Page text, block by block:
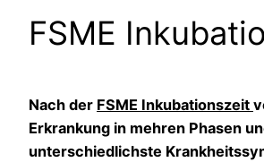
FSME
Nach der FSME Inkubationszeit
Erkrankung in mehren Phasen
unterschiedlichste